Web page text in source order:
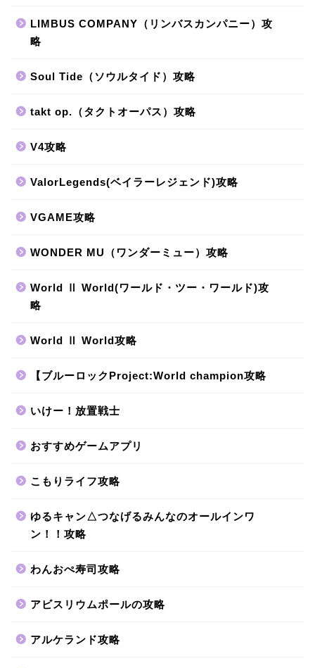
LIMBUS COMPANY（リンバスカンパニー）攻
略
Soul Tide（ソウルタイド）攻略
takt op.（タクトオーパス）攻略
V4攻略
ValorLegends(ベイラーレジェンド)攻略
VGAME攻略
WONDER MU（ワンダーミュー）攻略
World Ⅱ World(ワールド・ツー・ワールド)攻
略
World Ⅱ World攻略
【ブルーロックProject:World champion攻略
いけー！放置戦士
おすすめゲームアプリ
こもりライフ攻略
ゆるキャン△つなげるみんなのオールインワ
ン！！攻略
わんおぺ寿司攻略
アビスリウムポールの攻略
アルケランド攻略